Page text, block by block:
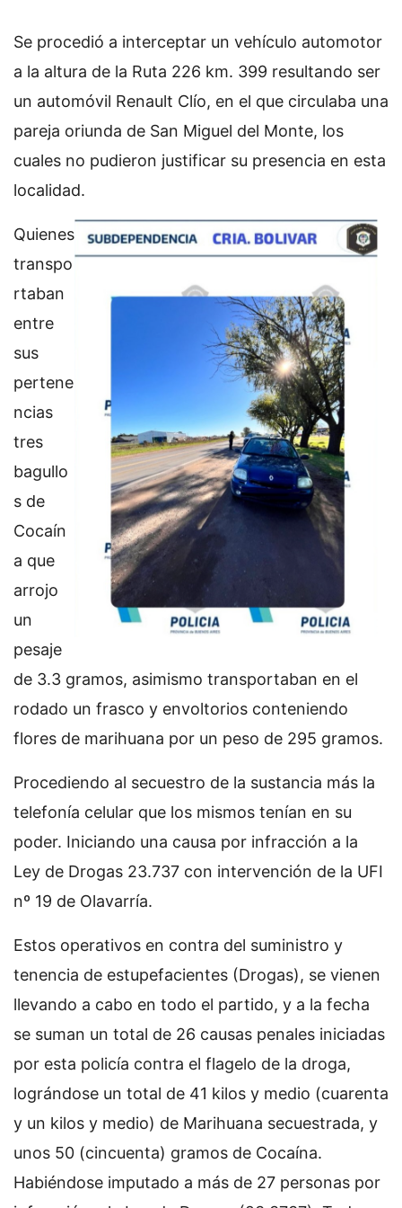
Se procedió a interceptar un vehículo automotor
a la altura de la Ruta 226 km. 399 resultando ser
un automóvil Renault Clío, en el que circulaba una
pareja oriunda de San Miguel del Monte, los
cuales no pudieron justificar su presencia en esta
localidad.
Quienes
transpo
rtaban
entre
sus
pertene
ncias
tres
bagullo
s de
Cocaín
a que
arrojo
un
pesaje
de 3.3 gramos, asimismo transportaban en el
rodado un frasco y envoltorios conteniendo
flores de marihuana por un peso de 295 gramos.
Procediendo al secuestro de la sustancia más la
telefonía celular que los mismos tenían en su
poder. Iniciando una causa por infracción a la
Ley de Drogas 23.737 con intervención de la UFI
nº 19 de Olavarría.
Estos operativos en contra del suministro y
tenencia de estupefacientes (Drogas), se vienen
llevando a cabo en todo el partido, y a la fecha
se suman un total de 26 causas penales iniciadas
por esta policía contra el flagelo de la droga,
lográndose un total de 41 kilos y medio (cuarenta
y un kilos y medio) de Marihuana secuestrada, y
unos 50 (cincuenta) gramos de Cocaína.
Habiéndose imputado a más de 27 personas por